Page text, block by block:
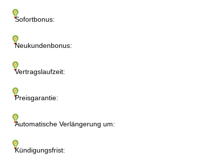
Sofortbonus:
Neukundenbonus:
Vertragslaufzeit:
Preisgarantie:
Automatische Verlängerung um:
Kündigungsfrist: